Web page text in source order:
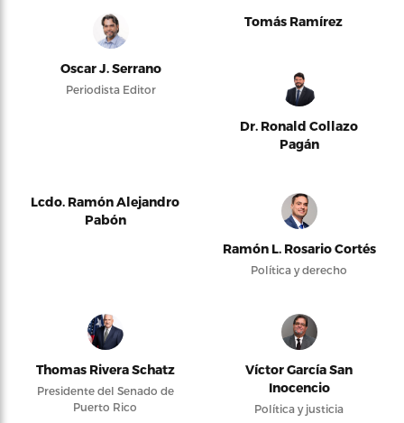
Oscar J. Serrano
Periodista Editor
Tomás Ramírez
Dr. Ronald Collazo
Pagán
Lcdo. Ramón Alejandro
Pabón
Ramón L. Rosario Cortés
Política y derecho
Thomas Rivera Schatz
Presidente del Senado de
Puerto Rico
Víctor García San
Inocencio
Política y justicia